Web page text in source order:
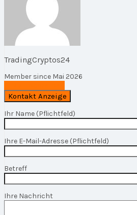
TradingCryptos24
Member since Mai 2026
Ihr Name (Pflichtfeld)
Ihre E-Mail-Adresse (Pflichtfeld)
Betreff
Ihre Nachricht